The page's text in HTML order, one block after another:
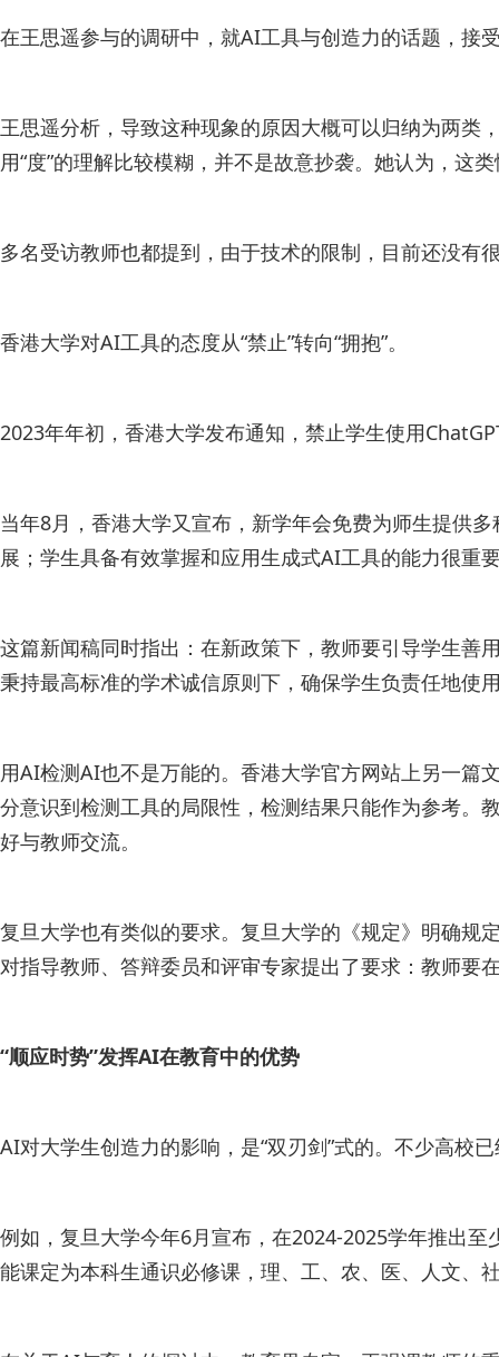
在王思遥参与的调研中，就AI工具与创造力的话题，接
王思遥分析，导致这种现象的原因大概可以归纳为两类
用“度”的理解比较模糊，并不是故意抄袭。她认为，这
多名受访教师也都提到，由于技术的限制，目前还没有
香港大学对AI工具的态度从“禁止”转向“拥抱”。
2023年年初，香港大学发布通知，禁止学生使用
当年8月，香港大学又宣布，新学年会免费为师生提供
展；学生具备有效掌握和应用生成式AI工具的能力很重
这篇新闻稿同时指出：在新政策下，教师要引导学生善
秉持最高标准的学术诚信原则下，确保学生负责任地使
用AI检测AI也不是万能的。香港大学官方网站上另一
分意识到检测工具的局限性，检测结果只能作为参考。
好与教师交流。
复旦大学也有类似的要求。复旦大学的《规定》明确规
对指导教师、答辩委员和评审专家提出了要求：教师要
“顺应时势”发挥AI在教育中的优势
AI对大学生创造力的影响，是“双刃剑”式的。不少高校
例如，复旦大学今年6月宣布，在2024-2025学年推出
能课定为本科生通识必修课，理、工、农、医、人文、